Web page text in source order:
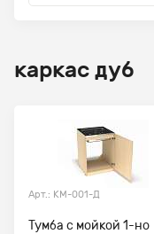
каркас дуб
Арт.: КМ-001-Д
Тумба с мойкой 1-но